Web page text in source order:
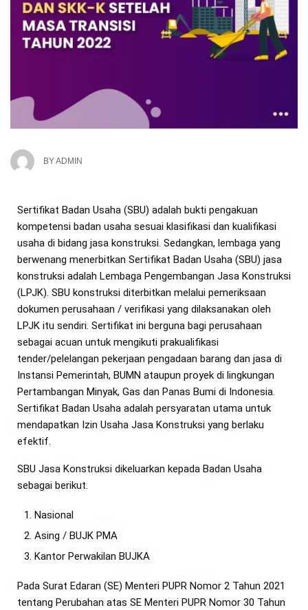
BYADMIN
Sertifikat Badan Usaha (SBU) adalah bukti pengakuan
kompetensi badan usaha sesuai klasifikasi dan kualifikasi
usaha di bidang jasa konstruksi. Sedangkan, lembaga yang
berwenang menerbitkan Sertifikat Badan Usaha (SBU) jasa
konstruksi adalah Lembaga Pengembangan Jasa Konstruksi
(LPJK). SBU konstruksi diterbitkan melalui pemeriksaan
dokumen perusahaan / verifikasi yang dilaksanakan oleh
LPJK itu sendiri. Sertifikat ini berguna bagi perusahaan
sebagai acuan untuk mengikuti prakualifikasi
tender/pelelangan pekerjaan pengadaan barang dan jasa di
Instansi Pemerintah, BUMN ataupun proyek di lingkungan
Pertambangan Minyak, Gas dan Panas Bumi di Indonesia.
Sertifikat Badan Usaha adalah persyaratan utama untuk
mendapatkan Izin Usaha Jasa Konstruksi yang berlaku
efektif.
SBU Jasa Konstruksi dikeluarkan kepada Badan Usaha
sebagai berikut.
Nasional
Asing / BUJK PMA
Kantor Perwakilan BUJKA
Pada Surat Edaran (SE) Menteri PUPR Nomor 2 Tahun 2021
tentang Perubahan atas SE Menteri PUPR Nomor 30 Tahun